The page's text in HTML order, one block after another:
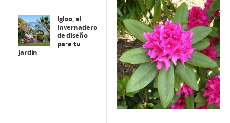
Igloo, el
invernadero
de diseño
para tu
jardín